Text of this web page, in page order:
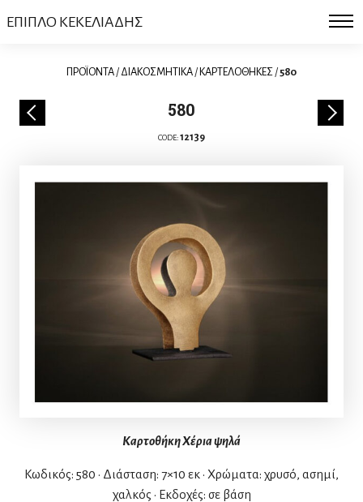
ΕΠΙΠΛΟ ΚΕΚΕΛΙΑΔΗΣ
ΠΡΟΪΟΝΤΑ / ΔΙΑΚΟΣΜΗΤΙΚΑ / ΚΑΡΤΕΛΟΘΗΚΕΣ /580
580
CODE:12139
Καρτοθήκη Χέρια ψηλά
Κωδικός: 580 • Διάσταση: 7×10 εκ • Χρώματα: χρυσό, ασημί,
χαλκός • Εκδοχές: σε βάση